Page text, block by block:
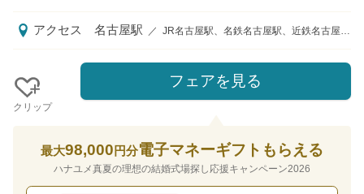
アクセス 名古屋駅 ／ JR名古屋駅、名鉄名古屋駅、近鉄名古屋駅、地下鉄東山線名古屋駅より北へ徒歩5分「牛島町」交差点を左折すぐ 近くの「ルーセントタワー」までは名古屋駅より地下通路「ルーセントアベニュー」をご利用頂けます（L4出口を出て100ｍ） ◆ご結婚式当日 タクシーチケットプレゼント有り◆
クリップ
フェアを見る
最大98,000 円分電子マネーギフトもらえる
ハナユメ真夏の理想の結婚式場探し応援キャンペーン2026